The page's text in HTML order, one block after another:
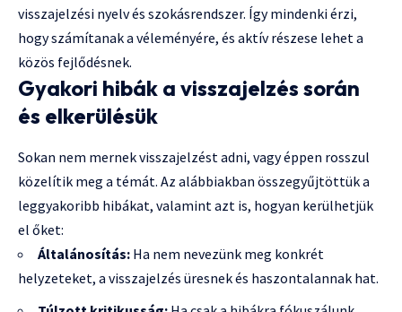
visszajelzési nyelv és szokásrendszer. Így mindenki érzi,
hogy számítanak a véleményére, és aktív részese lehet a
közös fejlődésnek.
Gyakori hibák a visszajelzés során
és elkerülésük
Sokan nem mernek visszajelzést adni, vagy éppen rosszul
közelítik meg a témát. Az alábbiakban összegyűjtöttük a
leggyakoribb hibákat, valamint azt is, hogyan kerülhetjük
el őket:
Általánosítás: Ha nem nevezünk meg konkrét
helyzeteket, a visszajelzés üresnek és haszontalannak hat.